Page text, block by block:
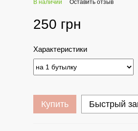
В наличии Оставить отзыв
250 грн
Характеристики
Купить Быстрый